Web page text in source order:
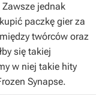
Zawsze jednak
paczkę gier za
twórców oraz
się takiej
w niej takie hity
Synapse.